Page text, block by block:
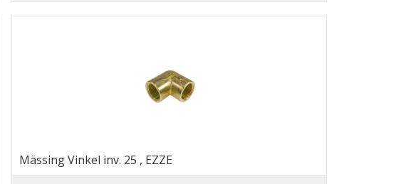
Mässing Vinkel inv. 25 , EZZE